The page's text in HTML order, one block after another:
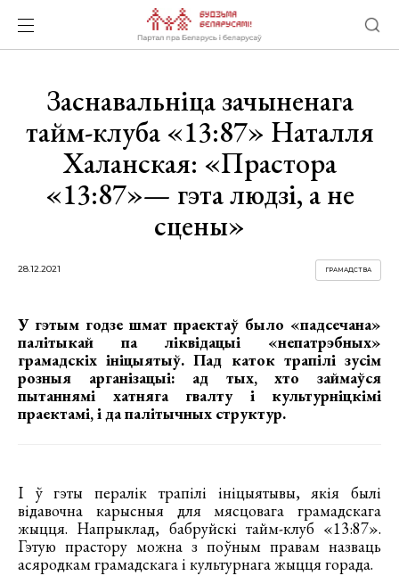
Заснавальніца зачыненага
тайм-клуба «13:87» Наталля
Халанская: «Прастора
«13:87»— гэта людзі, а не
сцены»
28.12.2021 ГРАМАДСТВА
У гэтым годзе шмат праектаў было «падсечана»
палітыкай па ліквідацыі «непатрэбных»
грамадскіх ініцыятыў. Пад каток трапілі зусім
розныя арганізацыі: ад тых, хто займаўся
пытаннямі хатняга гвалту і культурніцкімі
праектамі, і да палітычных структур.
І ў гэты пералік трапілі ініцыятывы, якія былі
відавочна карысныя для мясцовага грамадскага
жыцця. Напрыклад, бабруйскі тайм-клуб «13:87».
Гэтую прастору можна з поўным правам назваць
асяродкам грамадскага і культурнага жыцця горада.